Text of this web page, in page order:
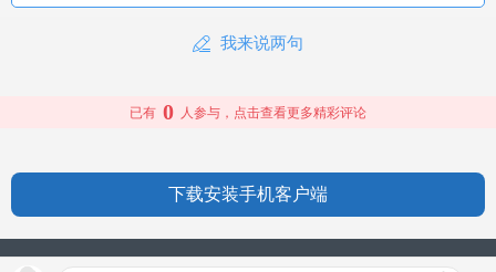
我来说两句
已有 0 人参与，点击查看更多精彩评论
下载安装手机客户端